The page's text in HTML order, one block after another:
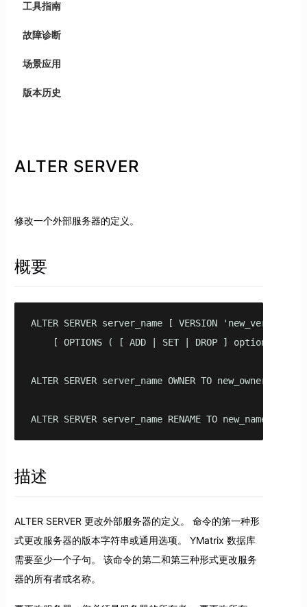
工具指南
故障诊断
场景应用
版本历史
ALTER SERVER
修改一个外部服务器的定义。
概要
ALTER SERVER server_name [ VERSION 'new_version' ]
[ OPTIONS ( [ ADD | SET | DROP ] option
ALTER SERVER server_name OWNER TO new_owner
ALTER SERVER server_name RENAME TO new_name
描述
ALTER SERVER 更改外部服务器的定义。 命令的第一种形
式更改服务器的版本字符串或通用选项。 YMatrix 数据库
需要至少一个子句。 该命令的第二和第三种形式更改服务
器的所有者或名称。